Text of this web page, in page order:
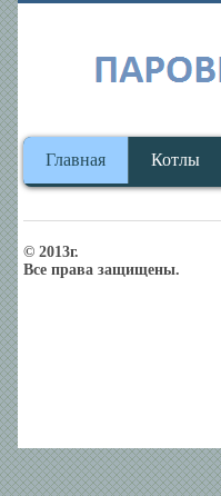
Главная Котлы
© 2013г.
Все права защищены.